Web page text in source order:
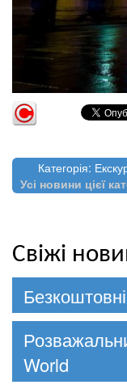
Категорія:
Усі новини цієї
Свіжі
Безкоштовні
World